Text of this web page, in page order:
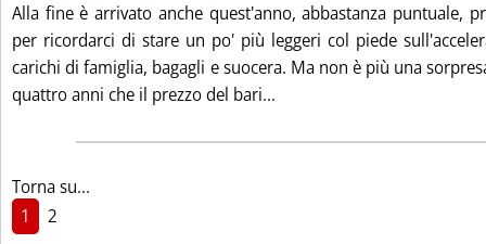
Alla fine è arrivato anche quest'anno, abbastanza puntuale,
per ricordarci di stare un po' più leggeri col piede
carichi di famiglia, bagagli e suocera. Ma non è più una
quattro anni che il prezzo del bari...
Torna su...
1
2